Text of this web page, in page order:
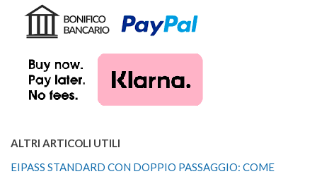
ALTRI ARTICOLI UTILI
EIPASS STANDARD CON DOPPIO PASSAGGIO: COME